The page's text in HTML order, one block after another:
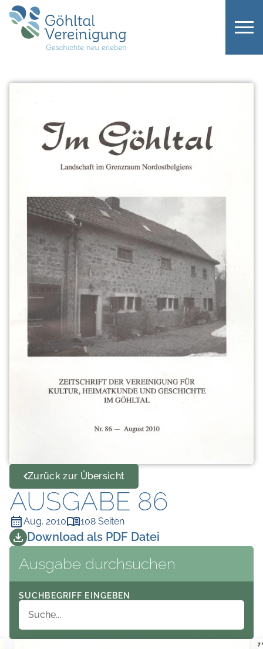
Zurück zur Übersicht
AUSGABE 86
Aug. 2010 108 Seiten
Download als PDF Datei
Ausgabe durchsuchen
SUCHBEGRIFF EINGEBEN
A S Shltal Landschaft im Grenzraum Nordostbelgiens % N N